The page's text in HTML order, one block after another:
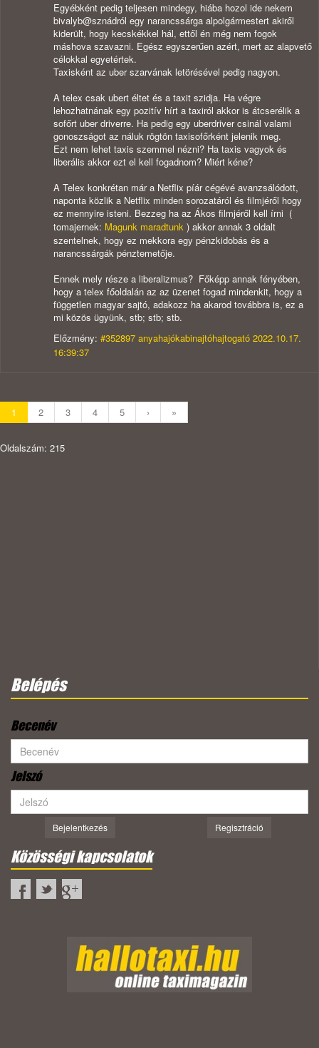
Egyébként pedig teljesen mindegy, hiába hozol ide nekem
bivalyb@sznádról egy narancssárga alpolgármestert akiről
kiderült, hogy kecskékkel hál, ettől én még nem fogok
máshova szavazni. Egész egyszerűen azért, mert az alapvető
célokkal egyetértek.
Taxisként az uber szarvának letörésével pedig nagyon.
A telex csak ubert éltet és a taxit szidja. Ha végre
lehozhatnának egy pozitív hírt a taxiról akkor is átcserélik a
sofőrt uber driverre. Ha pedig egy uberdriver csinál valami
gonoszságot az náluk rögtön taxisofőrként jelenik meg.
Ezt nem lehet taxis szemmel nézni? Ha taxis vagyok és
liberális akkor ezt el kell fogadnom? Miért kéne?
A Telex konkrétan már a Netflix píár cégévé avanzsálódott,
naponta közlik a Netflix minden sorozatáról és filmjéről hogy
ez mennyire isteni. Bezzeg ha az Ákos filmjéről kell írni (
tomajernek: Magunk maradtunk ) akkor annak 3 oldalt
szentelnek, hogy ez mekkora egy pénzkidobás és a
narancssárgák pénztemetője.
Ennek mely része a liberalizmus? Főképp annak fényében,
hogy a telex főoldalán az az üzenet fogad mindenkit, hogy a
független magyar sajtó, adakozz ha akarod továbbra is, ez a
mi közös ügyünk, stb; stb; stb.
Előzmény: #352897 anyahajókabinajtóhajtogató 2022.10.17.
16:39:37
1 2 3 4 5 › »
Oldalszám: 215
Belépés
Becenév
Jelszó
Bejelentkezés Regisztráció
Közösségi kapcsolatok